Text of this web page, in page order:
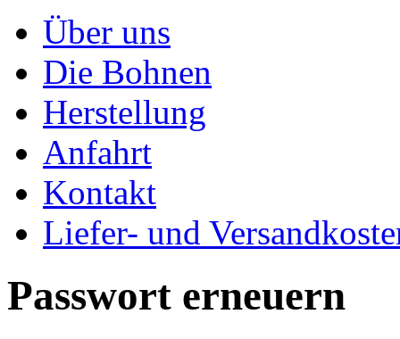
Über uns
Die Bohnen
Herstellung
Anfahrt
Kontakt
Liefer- und
Passwort erneuern